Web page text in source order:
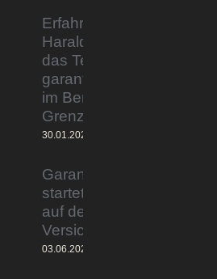
Erfahrener Experte
Harald Wesely stärkt
das Team von
garantiertmehrnetto.de
im Bereich
Grenzgänger
30.01.2024
Garantiertmehrnetto.de®
startet Vermittlerplattform
auf deutschem
Versicherungsmarkt
03.06.2023